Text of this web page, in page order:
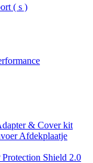
( s )
& Cover kit
Afdekplaatje
Shield 2.0